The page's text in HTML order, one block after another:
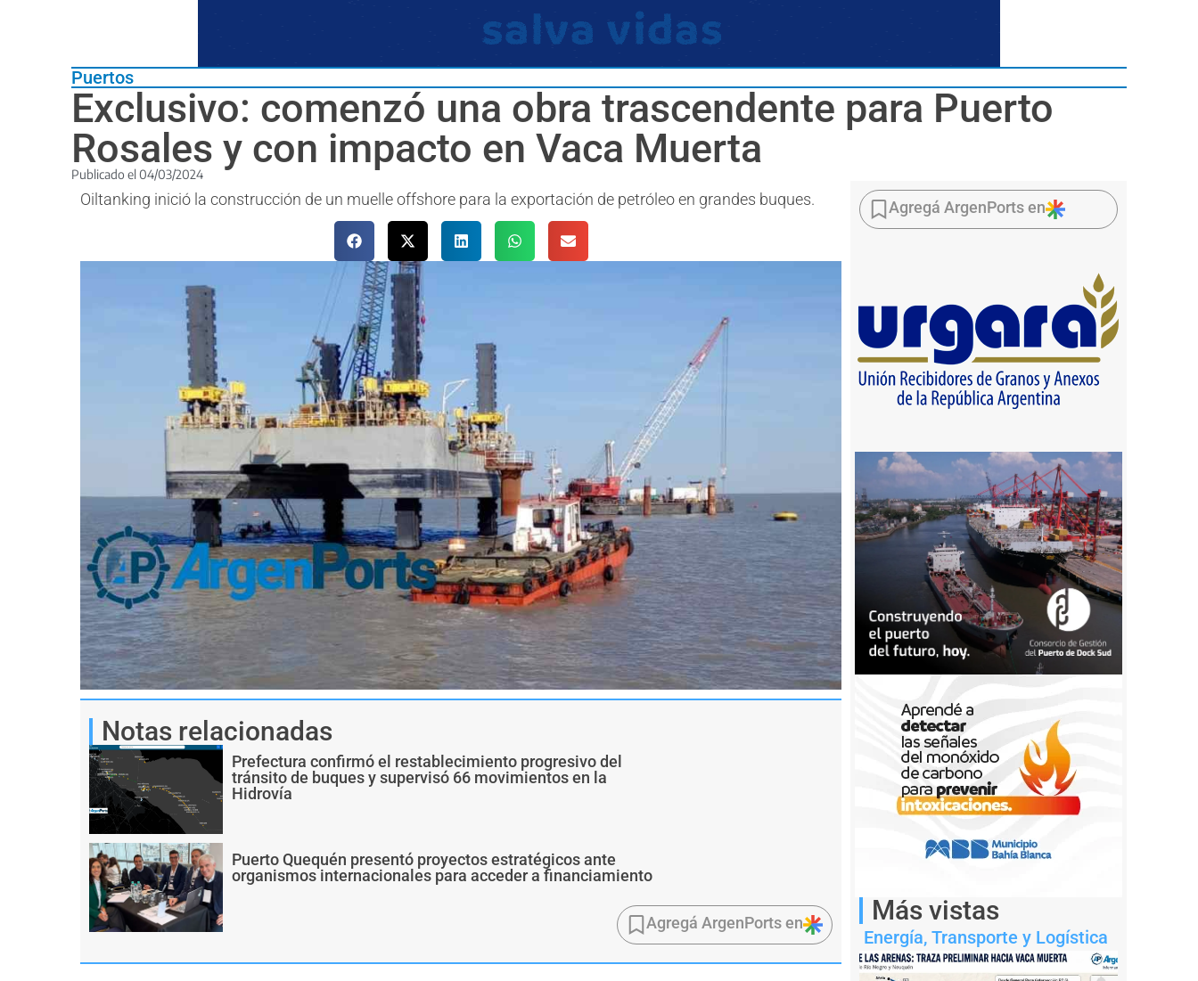
Puertos
Exclusivo: comenzó una obra trascendente para Puerto
Rosales y con impacto en Vaca Muerta
Publicado el 04/03/2024
Oiltanking inició la construcción de un muelle offshore para la exportación de petróleo en grandes buques.
Notas relacionadas
Prefectura confirmó el restablecimiento progresivo del
tránsito de buques y supervisó 66 movimientos en la
Hidrovía
Puerto Quequén presentó proyectos estratégicos ante
organismos internacionales para acceder a financiamiento
Agregá ArgenPorts en
Agregá ArgenPorts en
Más vistas
Energía, Transporte y Logística